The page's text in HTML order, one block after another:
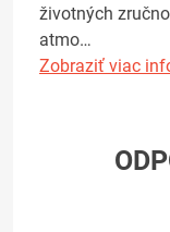
životných
atmo…
Zobraziť viac